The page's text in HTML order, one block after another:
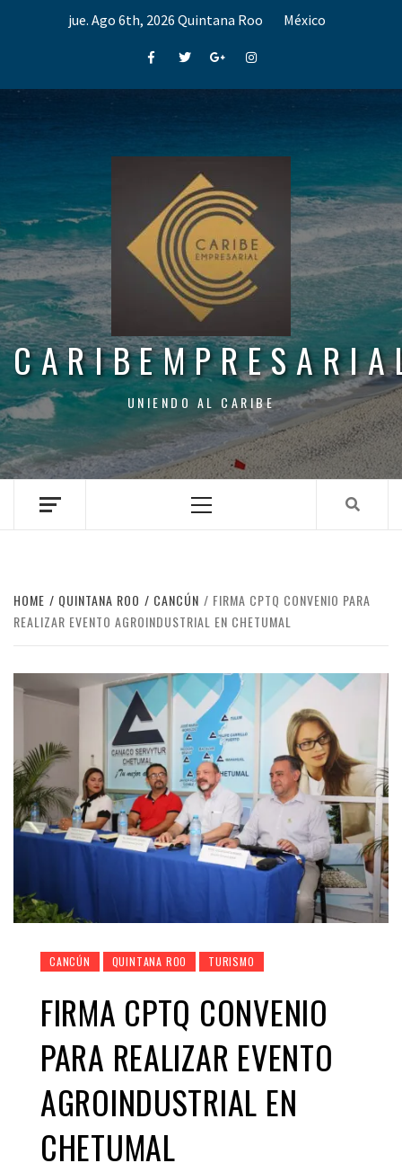
jue. Ago 6th, 2026 Quintana Roo México
FacebookTwitterGoogle+Instagram
UNIENDO AL CARIBE
Menu
HOME QUINTANA ROO CANCÚN
FIRMA CPTQ CONVENIO PARA
REALIZAR EVENTO AGROINDUSTRIAL EN CHETUMAL
CANCÚN QUINTANA ROO TURISMO
FIRMA CPTQ CONVENIO
PARA REALIZAR EVENTO
AGROINDUSTRIAL EN
CHETUMAL